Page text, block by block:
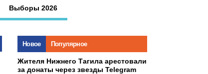
Выборы 2026
Новое Популярное
Жителя Нижнего Тагила арестовали
за донаты через звезды Telegram